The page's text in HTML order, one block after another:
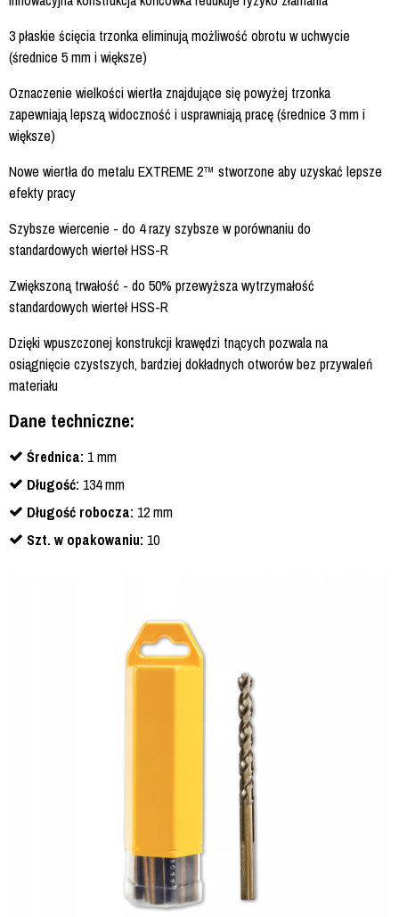
3 płaskie ścięcia trzonka eliminują możliwość obrotu w uchwycie
(średnice 5 mm i większe)
Oznaczenie wielkości wiertła znajdujące się powyżej trzonka
zapewniają lepszą widoczność i usprawniają pracę (średnice 3 mm i
większe)
Nowe wiertła do metalu EXTREME 2™ stworzone aby uzyskać lepsze
efekty pracy
Szybsze wiercenie - do 4 razy szybsze w porównaniu do
standardowych wierteł HSS-R
Zwiększoną trwałość - do 50% przewyższa wytrzymałość
standardowych wierteł HSS-R
Dzięki wpuszczonej konstrukcji krawędzi tnących pozwala na
osiągnięcie czystszych, bardziej dokładnych otworów bez przywaleń
materiału
Dane techniczne:
Średnica: 1 mm
Długość: 134 mm
Długość robocza: 12 mm
Szt. w opakowaniu: 10